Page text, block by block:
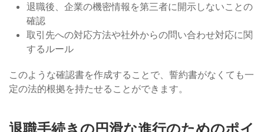
退職後、企業の機密情報を第三者に開示しないことの
確認
取引先への対応方法や社外からの問い合わせ対応に関
するルール
このような確認書を作成することで、誓約書がなくても一
定の法的根拠を持たせることができます。